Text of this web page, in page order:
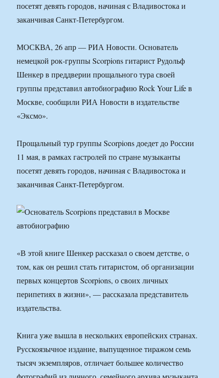
посетят девять городов, начиная с Владивостока и
заканчивая Санкт-Петербургом.
МОСКВА, 26 апр — РИА Новости. Основатель
немецкой рок-группы Scorpions гитарист Рудольф
Шенкер в преддверии прощального тура своей
группы представил автобиографию Rock Your Life в
Москве, сообщили РИА Новости в издательстве
«Эксмо».
Прощальный тур группы Scorpions доедет до России
11 мая, в рамках гастролей по стране музыканты
посетят девять городов, начиная с Владивостока и
заканчивая Санкт-Петербургом.
«В этой книге Шенкер рассказал о своем детстве, о
том, как он решил стать гитаристом, об организации
первых концертов Scorpions, о своих личных
перипетиях в жизни», — рассказала представитель
издательства.
Книга уже вышла в нескольких европейских странах.
Русскоязычное издание, выпущенное тиражом семь
тысяч экземпляров, отличает большее количество